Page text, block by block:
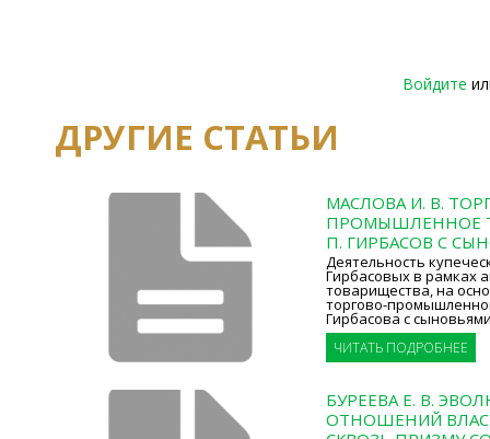
Войдите
ДРУГИЕ СТАТЬИ
МАСЛОВА И. В.
ПРОМЫШЛЕННОЕ
П. ГИРБАСОВ С
Деятельность
Гирбасовых в рамках
товарищества, на
торгово-­
Гирбасова с
ЧИТАТЬ ПОДРОБНЕЕ
БУРЕЕВА Е. В.
ОТНОШЕНИЙ